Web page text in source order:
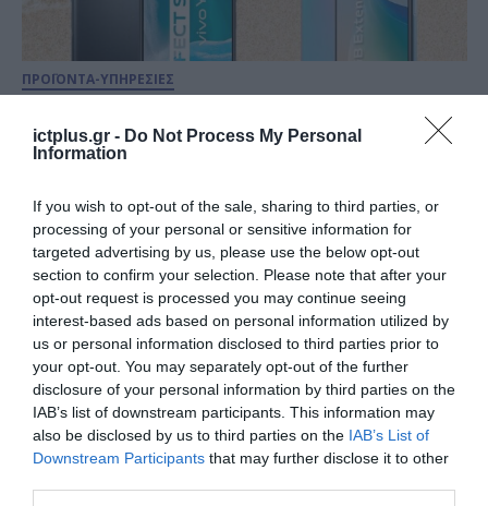
ictplus.gr - Do Not Process My Personal
Information
If you wish to opt-out of the sale, sharing to third parties, or
processing of your personal or sensitive information for
targeted advertising by us, please use the below opt-out
section to confirm your selection. Please note that after your
opt-out request is processed you may continue seeing
interest-based ads based on personal information utilized by
us or personal information disclosed to third parties prior to
your opt-out. You may separately opt-out of the further
disclosure of your personal information by third parties on the
IAB’s list of downstream participants. This information may
also be disclosed by us to third parties on the IAB’s List of
Downstream Participants that may further disclose it to other
ΠΡΟΪΟΝΤΑ-ΥΠΗΡΕΣΙΕΣ
Ανεπανάληπτες καυτές
γεμάτο φωτογραφίες &
τεχνολογία!
11.07.2022